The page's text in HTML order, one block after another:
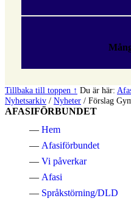
Tillbaka till toppen ↑ Du är här:
Nyhetsarkiv / Nyheter / Förslag
AFASIFÖRBUNDET
Hem
Afasiförbundet
Vi påverkar
Afasi
Språkstörning/DLD